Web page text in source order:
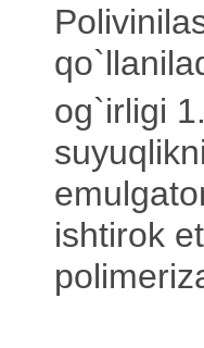
og`irligi
ishtirok